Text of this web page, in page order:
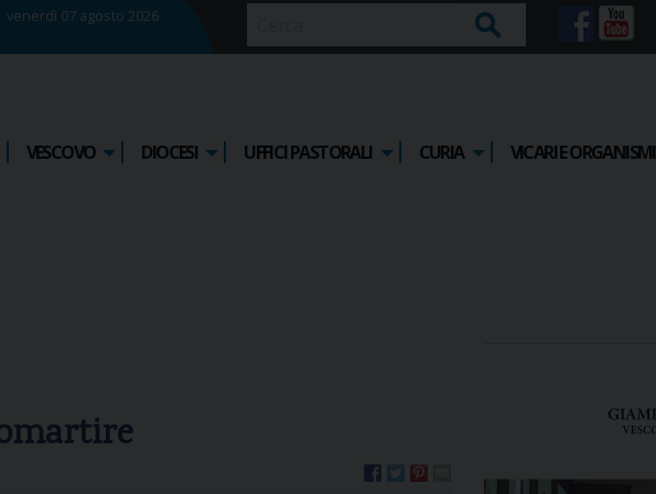
venerdì 07 agosto 2026 Cerca
VESCOVO DIOCESI UFFICI PASTORALI CURIA VICARI E ORGANISMI